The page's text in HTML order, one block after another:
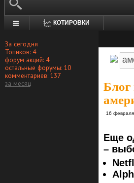
КОТИРОВКИ
За сегодня
Топиков: 4
форум акций: 4
остальные форумы: 10
комментариев: 137
за месяц
Блог
16
Еще
–